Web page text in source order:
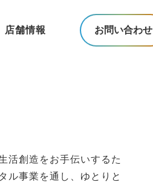
店舗情報 お問い合わせ
活創造をお手伝いするた
ル事業を通し、ゆとりと